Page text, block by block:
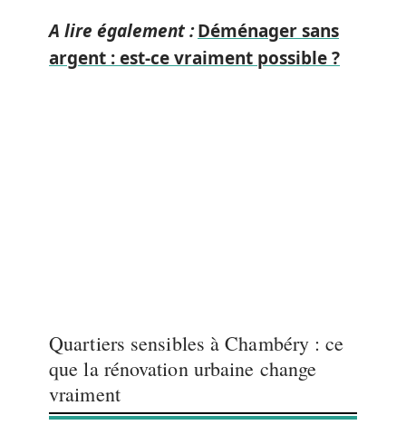
A lire également :Déménager sans
argent : est-ce vraiment possible ?
Quartiers sensibles à Chambéry : ce
que la rénovation urbaine change
vraiment